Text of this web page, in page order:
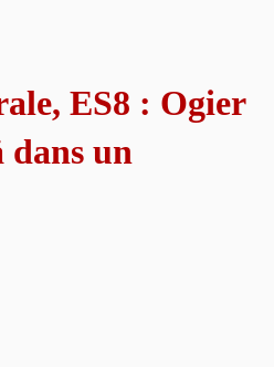
ES8 : Ogier
dans un